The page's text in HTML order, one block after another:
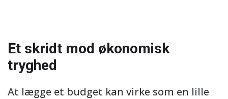
Et skridt mod økonomisk
tryghed
At lægge et budget kan virke som en lille